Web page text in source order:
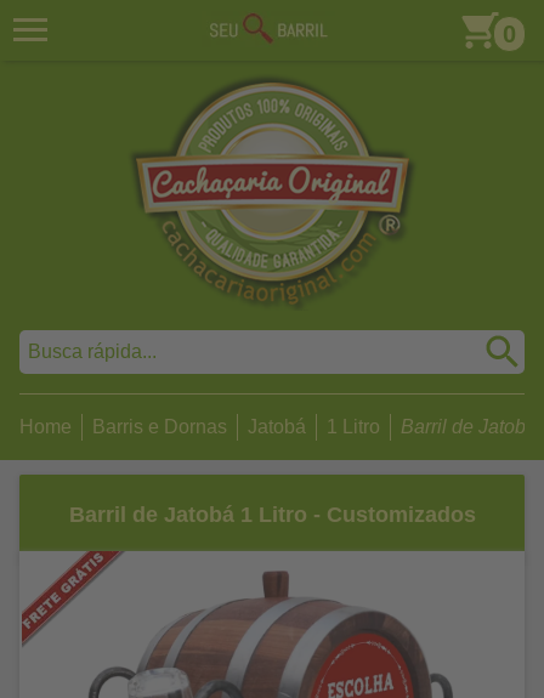
0
Home Barris e Dornas Jatobá 1 Litro Barril de Jatobá
Barril de Jatobá 1 Litro - Customizados